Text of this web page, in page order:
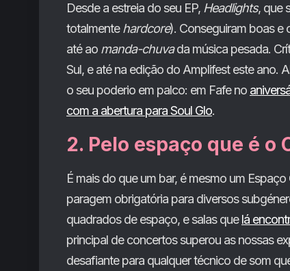
Desde a estreia do seu EP, Headlights, que
totalmentehardcore). Conseguiram boas e
até ao manda-chuvada música pesada.
Sul, e até na edição do Amplifest este ano.
o seu poderio em palco: em Fafe no
com a abertura para Soul Glo.
2. Pelo espaço que é o
É mais do que um bar, é mesmo um
paragem obrigatória para diversos
quadrados de espaço, e salas quelá
principal de concertos superou as nossas
desafiante para qualquer técnico de som